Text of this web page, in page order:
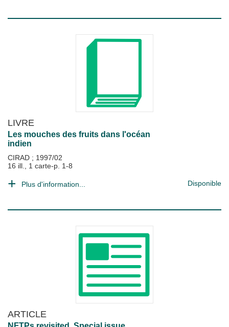
LIVRE
Les mouches des fruits dans l'océan
indien
CIRAD ; 1997/02
16 ill., 1 carte-p. 1-8
Plus d'information... Disponible
ARTICLE